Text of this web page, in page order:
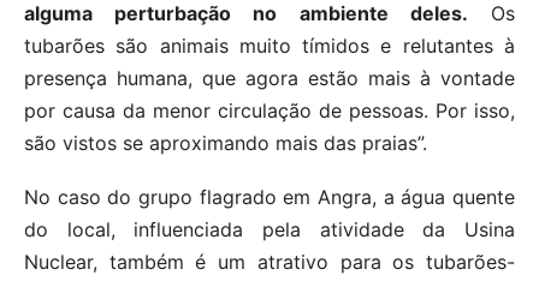
alguma perturbação no ambiente deles. Os
tubarões são animais muito tímidos e relutantes à
presença humana, que agora estão mais à vontade
por causa da menor circulação de pessoas. Por isso,
são vistos se aproximando mais das praias”.
No caso do grupo flagrado em Angra, a água quente
do local, influenciada pela atividade da Usina
Nuclear, também é um atrativo para os tubarões-